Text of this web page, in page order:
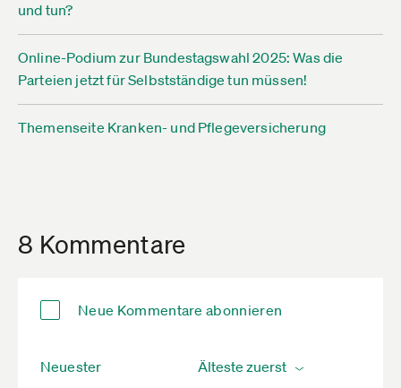
und tun?
Online-Podium zur Bundestagswahl 2025: Was die
Parteien jetzt für Selbstständige tun müssen!
Themenseite Kranken- und Pflegeversicherung
8 Kommentare
Neue Kommentare abonnieren
Neuester